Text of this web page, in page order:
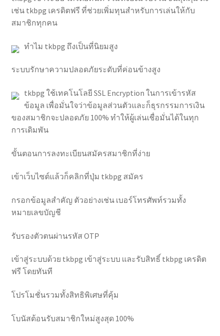
เช่น tkbpg เครดิตฟรี ที่ช่วยเพิ่มทุนสำหรับการเล่นให้กับ
สมาชิกทุกคน
ทำไม tkbpg ถึงเป็นที่นิยมสูง
ระบบรักษาความปลอดภัยระดับที่ค่อนข้างสูง
tkbpg ใช้เทคโนโลยี SSL Encryption ในการเข้ารหัส
ข้อมูล เพื่อมั่นใจว่าข้อมูลส่วนตัวและก็ธุรกรรมการเงิน
ของสมาชิกจะปลอดภัย 100% ทำให้ผู้เล่นเชื่อมั่นได้ในทุก
การเดิมพัน
ขั้นตอนการลงทะเบียนสมัครสมาชิกที่ง่าย
เข้าเว็บไซต์แล้วก็คลิกที่ปุ่ม tkbpg สมัคร
กรอกข้อมูลสำคัญ ตัวอย่างเช่น เบอร์โทรศัพท์รวมทั้ง
หมายเลขบัญชี
รับรองตัวตนผ่านรหัส OTP
เข้าสู่ระบบด้วย tkbpg เข้าสู่ระบบ และรับสิทธิ์ tkbpg เครดิต
ฟรี โดยทันที
โปรโมชั่นรวมทั้งสิทธิพิเศษที่คุ้ม
โบนัสต้อนรับสมาชิกใหม่สูงสุด 100%